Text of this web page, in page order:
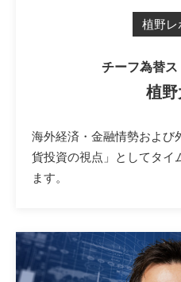
植野レ
チーフ為替ス
植
海外経済・金融情勢および
貨投資の視点」としてタイ
ます。